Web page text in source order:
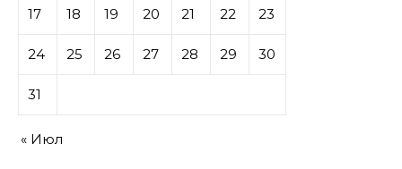
17 18 19 20 21 22 23
24 25 26 27 28 29 30
31
« Июл